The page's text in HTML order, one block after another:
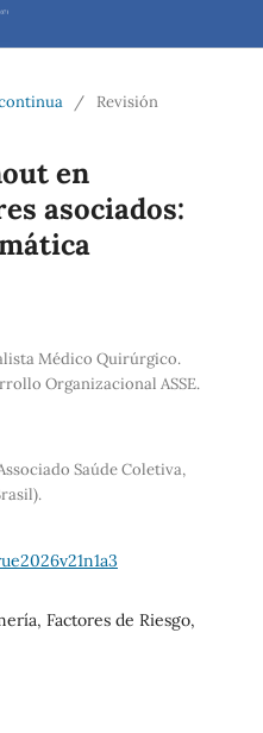
/ Revisión
en
asociados:
Médico Quirúrgico.
Organizacional ASSE.
Saúde Coletiva,
Factores de Riesgo,